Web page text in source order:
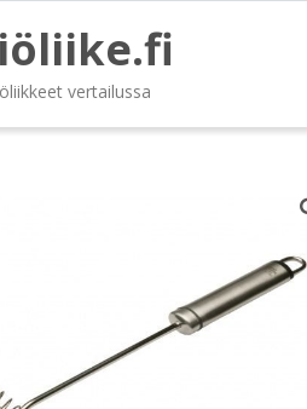
vertailussa